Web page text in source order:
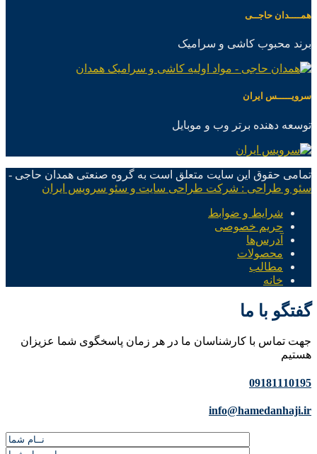
همــــدان حاجــی
برند محبوب کاشی و سرامیک
سرویـــــس ایران
توسعه دهنده برتر وب و موبایل
تمامی حقوق این سایت متعلق است به گروه صنعتی همدان حاجی -
سئو و طراحی : شرکت طراحی سایت و سئو سرویس ایران
شرایط و ضوابط
حریم خصوصی
آدرس‌ها
محصولات
مطالب
خانه
گفتگو با ما
جهت تماس با کارشناسان ما در هر زمان پاسخگوی شما عزیزان
هستیم
09181110195
info@hamedanhaji.ir